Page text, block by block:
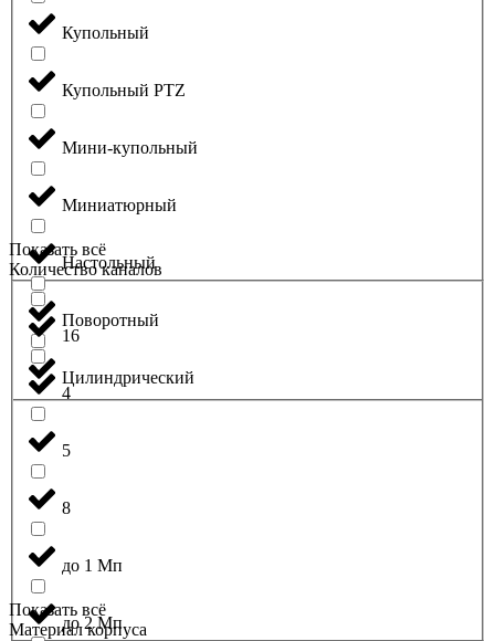
Купольный
Купольный PTZ
Мини-купольный
Миниатюрный
Настольный
Поворотный
Цилиндрический
Показать всё
Количество каналов
16
4
5
8
до 1 Мп
до 2 Мп
Показать всё
Материал корпуса